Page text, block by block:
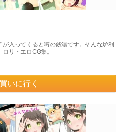
入ってくると噂の銭湯です。そんな炉利
リ・エロCG集。
買いに行く